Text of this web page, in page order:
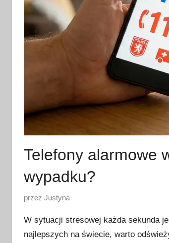
Telefony alarmowe
wypadku?
O
u
b
przez Justyna
W sytuacji stresowej każda sekunda
najlepszych na świecie, warto